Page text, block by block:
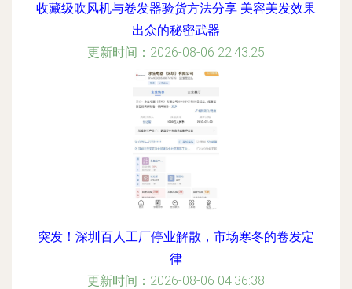
收藏级吹风机与卷发器验货方法分享 美容美发效果
出众的秘密武器
更新时间：2026-08-06 22:43:25
突发！深圳百人工厂停业解散，市场寒冬的卷发定
律
更新时间：2026-08-06 04:36:38